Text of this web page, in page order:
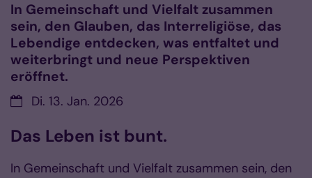
In Gemeinschaft und Vielfalt zusammen
sein, den Glauben, das Interreligiöse, das
Lebendige entdecken, was entfaltet und
weiterbringt und neue Perspektiven
eröffnet.
Datum:Di. 13. Jan. 2026
Das Leben ist bunt.
In Gemeinschaft und Vielfalt zusammen sein, den